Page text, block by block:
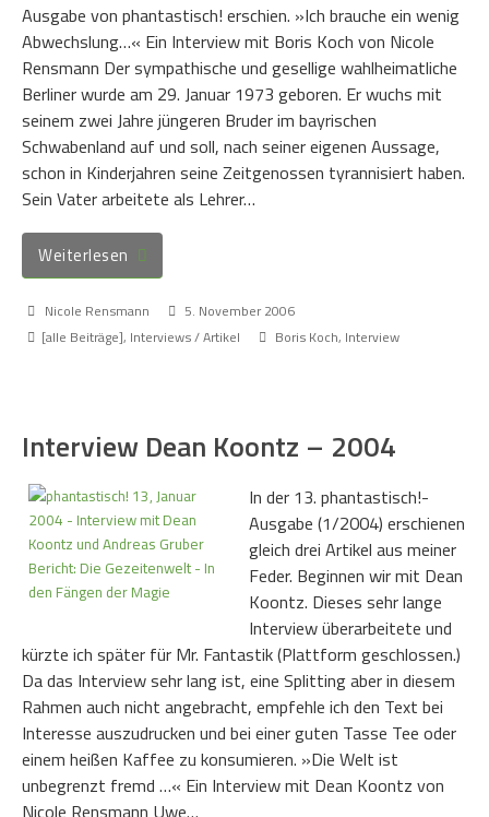
Ausgabe von phantastisch! erschien. »Ich brauche ein wenig
Abwechslung…« Ein Interview mit Boris Koch von Nicole
Rensmann Der sympathische und gesellige wahlheimatliche
Berliner wurde am 29. Januar 1973 geboren. Er wuchs mit
seinem zwei Jahre jüngeren Bruder im bayrischen
Schwabenland auf und soll, nach seiner eigenen Aussage,
schon in Kinderjahren seine Zeitgenossen tyrannisiert haben.
Sein Vater arbeitete als Lehrer…
Weiterlesen
Nicole Rensmann
5. November 2006
[alle Beiträge], Interviews / Artikel Boris Koch, Interview
Interview Dean Koontz – 2004
In der 13. phantastisch!-
Ausgabe (1/2004) erschienen
gleich drei Artikel aus meiner
Feder. Beginnen wir mit Dean
Koontz. Dieses sehr lange
Interview überarbeitete und
kürzte ich später für Mr. Fantastik (Plattform geschlossen.)
Da das Interview sehr lang ist, eine Splitting aber in diesem
Rahmen auch nicht angebracht, empfehle ich den Text bei
Interesse auszudrucken und bei einer guten Tasse Tee oder
einem heißen Kaffee zu konsumieren. »Die Welt ist
unbegrenzt fremd …« Ein Interview mit Dean Koontz von
Nicole Rensmann Uwe…